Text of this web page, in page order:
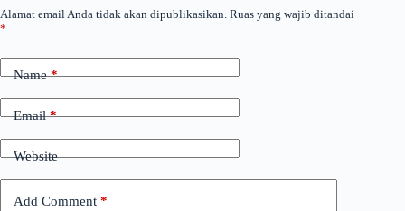
Alamat email Anda tidak akan dipublikasikan. Ruas yang wajib ditandai
*
Name*
Email*
Website
Add Comment *